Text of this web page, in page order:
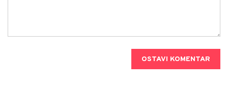
OSTAVI KOMENTAR